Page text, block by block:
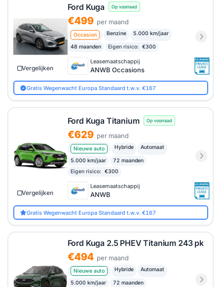
Ford Kuga Op voorraad
€499 per maand
Occasion Benzine 5.000 km/jaar
48 maanden Eigen risico: €300
Leasemaatschappij
ANWB Occasions
Vergelijken
Gratis Wegenwacht Europa Standaard t.w.v. €167
Ford Kuga Titanium Op voorraad
€629 per maand
Nieuwe auto Hybride Automaat
5.000 km/jaar
72 maanden
Eigen risico:
€300
Leasemaatschappij
ANWB
Vergelijken
Gratis Wegenwacht Europa Standaard t.w.v. €167
Ford Kuga 2.5 PHEV Titanium 243 pk
€494 per maand
Nieuwe auto Hybride Automaat
5.000 km/jaar
72 maanden